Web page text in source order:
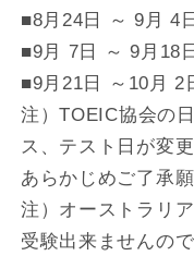
■8月24日 ～ 9月 4
■9月 7日 ～ 9月18
■9月21日 ～10月 2
注）TOEIC協会の
ス、テスト日が変
あらかじめご了承願
注）オーストラリ
受験出来ませんの